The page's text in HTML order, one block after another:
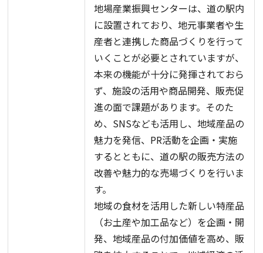
地場産業振興センターは、道の駅内
に設置されており、地元事業者や生
産者と連携した商品づくりを行って
いくことが必要とされていますが、
本来の機能が十分に発揮されておら
ず、施設の活用や商品開発、販売促
進の面で課題があります。そのた
め、SNSなども活用し、地域産品の
魅力を発信、PR活動を企画・実施
するとともに、道の駅の販売方法の
改善や魅力的な売場づくりを行いま
す。
地域の食材を活用した新しい特産品
（お土産や加工品など）を企画・開
発、地域産品の付加価値を高め、販